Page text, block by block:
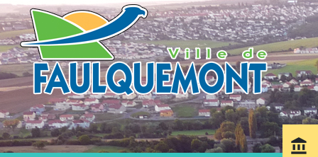
account_balance